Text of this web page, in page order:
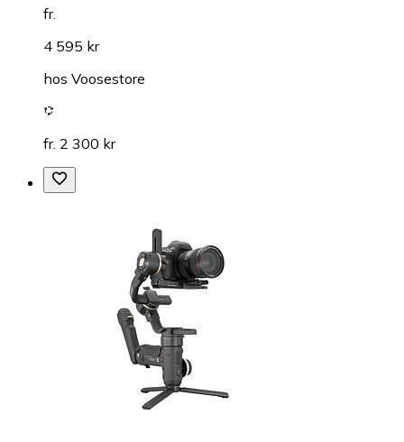
fr.
4 595 kr
hos Voosestore
fr. 2 300 kr